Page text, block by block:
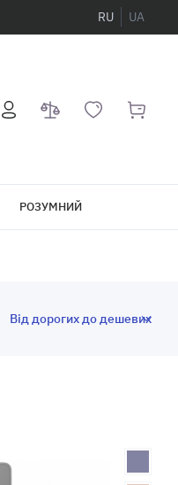
RU UA
РОЗУМНИЙ